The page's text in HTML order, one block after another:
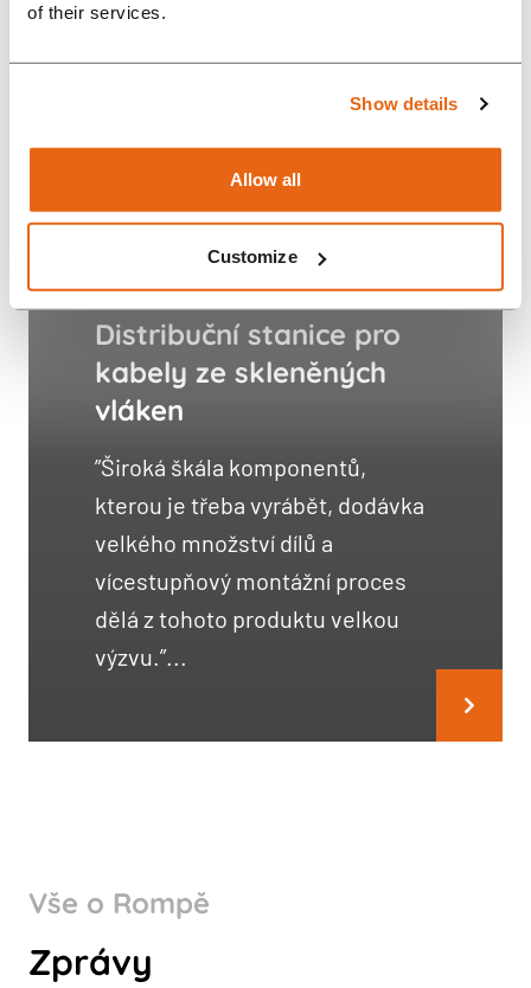
of their services.
Show details
Allow all
Customize
Distribuční stanice pro
kabely ze skleněných
vláken
”Široká škála komponentů,
kterou je třeba vyrábět, dodávka
velkého množství dílů a
vícestupňový montážní proces
dělá z tohoto produktu velkou
výzvu.”...
Vše o Rompě
Zprávy
WHY CHOOSE ROMPA
GERMANY AS A PART OF YOUR